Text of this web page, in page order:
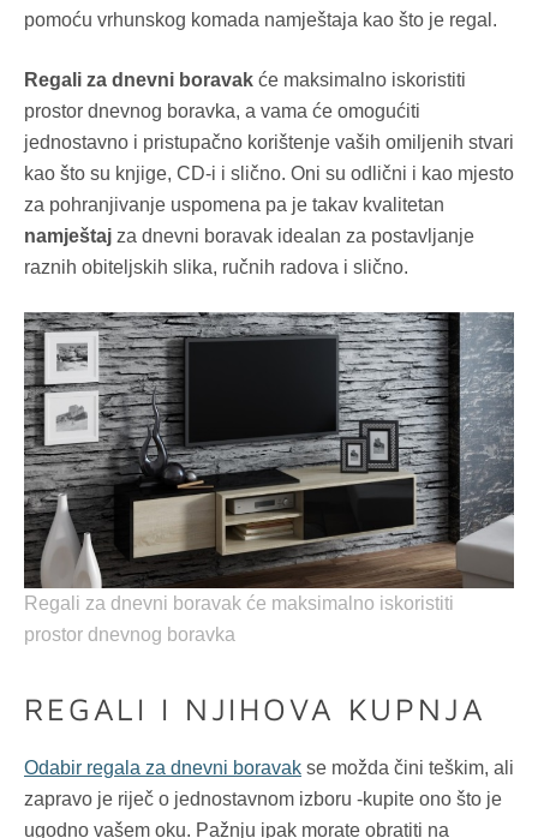
pomoću vrhunskog komada namještaja kao što je regal.
Regali za dnevni boravak će maksimalno iskoristiti
prostor dnevnog boravka, a vama će omogućiti
jednostavno i pristupačno korištenje vaših omiljenih stvari
kao što su knjige, CD-i i slično. Oni su odlični i kao mjesto
za pohranjivanje uspomena pa je takav kvalitetan
namještaj za dnevni boravak idealan za postavljanje
raznih obiteljskih slika, ručnih radova i slično.
Regali za dnevni boravak će maksimalno iskoristiti
prostor dnevnog boravka
REGALI I NJIHOVA KUPNJA
Odabir regala za dnevni boravak se možda čini teškim, ali
zapravo je riječ o jednostavnom izboru -kupite ono što je
ugodno vašem oku. Pažnju ipak morate obratiti na